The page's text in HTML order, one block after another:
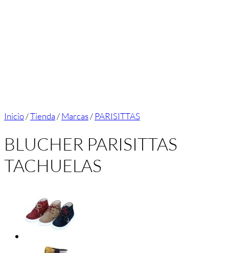
Inicio/Tienda/Marcas/ PARISITTAS
BLUCHER PARISITTAS
TACHUELAS